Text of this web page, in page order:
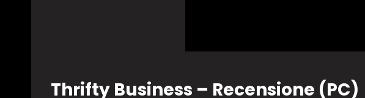
Thrifty Business – Recensione (PC)